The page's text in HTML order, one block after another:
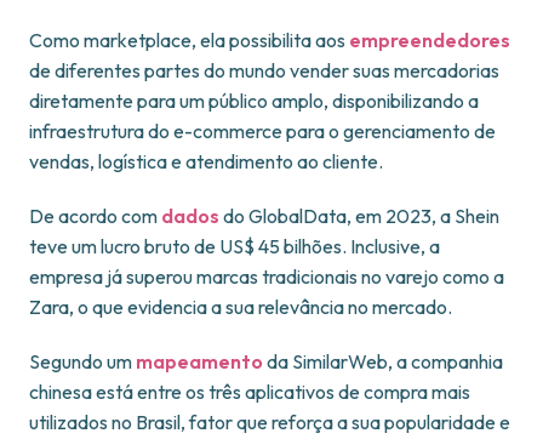
Como marketplace, ela possibilita aos empreendedores
de diferentes partes do mundo vender suas mercadorias
diretamente para um público amplo, disponibilizando a
infraestrutura do e-commerce para o gerenciamento de
vendas, logística e atendimento ao cliente.
De acordo com dados do GlobalData, em 2023, a Shein
teve um lucro bruto de US$ 45 bilhões. Inclusive, a
empresa já superou marcas tradicionais no varejo como a
Zara, o que evidencia a sua relevância no mercado.
Segundo um mapeamento da SimilarWeb, a companhia
chinesa está entre os três aplicativos de compra mais
utilizados no Brasil, fator que reforça a sua popularidade e